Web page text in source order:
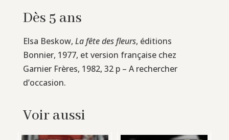
Dès 5 ans
Elsa Beskow, La fête des fleurs, éditions
Bonnier, 1977, et version française chez
Garnier Frères, 1982, 32 p – A rechercher
d’occasion.
Voir aussi